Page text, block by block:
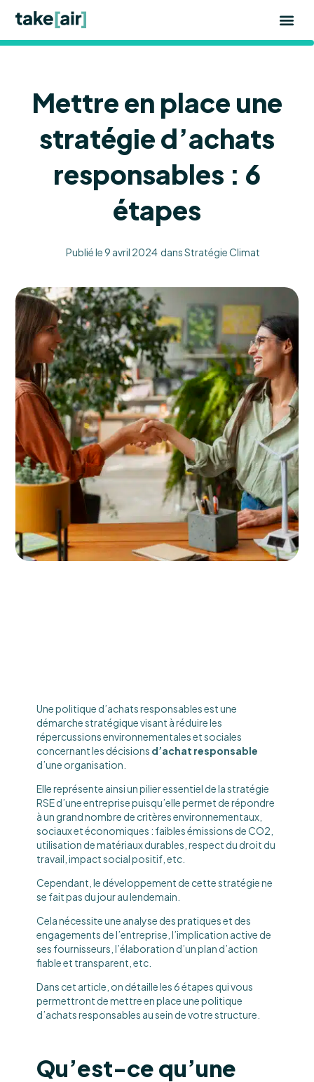
Mettre en place une
stratégie d’achats
responsables : 6
étapes
Publié le9 avril 2024 dansStratégie Climat
Une politique d’achats responsables est une
démarche stratégique visant à réduire les
répercussions environnementales et sociales
concernant les décisions d’achat responsable
d’une organisation.
Elle représente ainsi un pilier essentiel de la stratégie
RSE d’une entreprise puisqu’elle permet de répondre
à un grand nombre de critères environnementaux,
sociaux et économiques : faibles émissions de CO2,
utilisation de matériaux durables, respect du droit du
travail, impact social positif, etc.
Cependant, le développement de cette stratégie ne
se fait pas du jour au lendemain.
Cela nécessite une analyse des pratiques et des
engagements de l’entreprise, l’implication active de
ses fournisseurs, l’élaboration d’un plan d’action
fiable et transparent, etc.
Dans cet article, on détaille les 6 étapes qui vous
permettront de mettre en place une politique
d’achats responsables au sein de votre structure.
Qu’est-ce qu’une